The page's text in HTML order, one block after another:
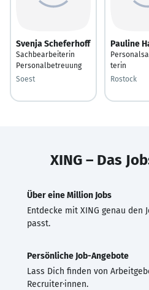
Svenja Scheferhoff
Sachbearbeiterin
Personalbetreuung
Soest
Pauline
terin
Rostock
XING – Das
Über eine Million Jobs
Entdecke mit XING genau den
passt.
Persönliche Job-Angebote
Lass Dich finden von
Recruiter·innen.